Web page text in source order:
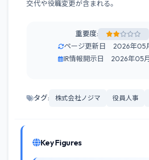
交代や役職変更が含まれる。
重要度:
ページ更新日 2026年05
IR情報開示日 2026年05
タグ: 株式会社ノジマ 役員人事
Key Figures